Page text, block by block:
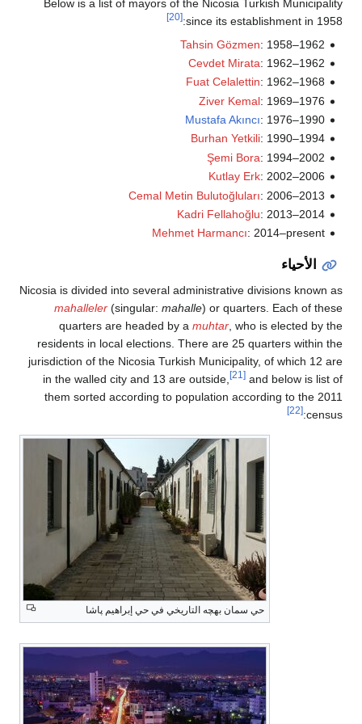
Below is a list of mayors of the
since
[20]
Tahsin
Fuat
Cemal Metin
Kadri
Mehmet
Nicosia is divided into several
mahalleler(singular:mahalle
quarters are headed by a
residents in local elections. There
jurisdiction of the Nicosia Turkish
in the walled city and 13 are
them sorted according to
التاريخي في حي إبراهيم پاشا